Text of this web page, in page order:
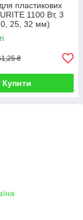
пластикових
1100 Вт, 3
25, 32 мм)
₴
Купити